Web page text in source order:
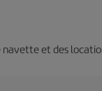
et des